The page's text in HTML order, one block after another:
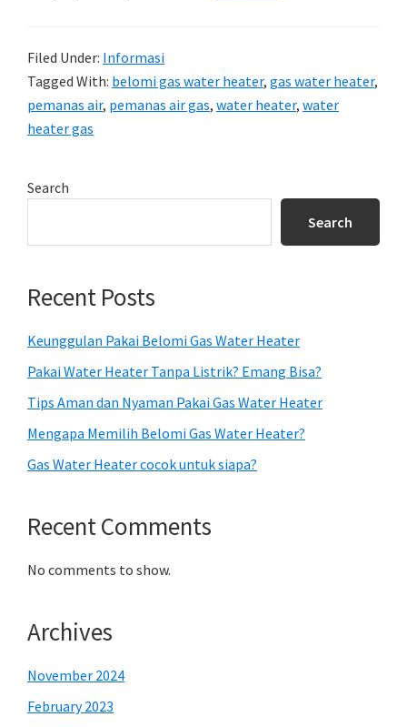
Filed Under: Informasi
Tagged With: belomi gas water heater, gas water heater,
pemanas air, pemanas air gas, water heater, water
heater gas
Primary
Search
Search
Recent Posts
Keunggulan Pakai Belomi Gas Water Heater
Pakai Water Heater Tanpa Listrik? Emang Bisa?
Tips Aman dan Nyaman Pakai Gas Water Heater
Mengapa Memilih Belomi Gas Water Heater?
Gas Water Heater cocok untuk siapa?
Recent Comments
No comments to show.
Archives
November 2024
February 2023